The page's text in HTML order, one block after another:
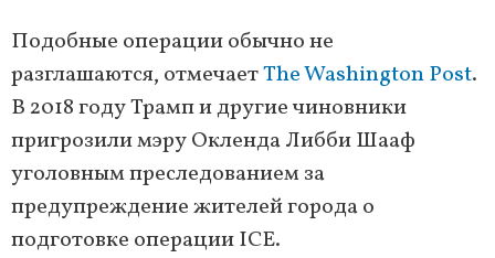
Подобные операции обычно не
разглашаются, отмечаетThe Washington Post.
В 2018 году Трамп и другие чиновники
пригрозили мэру Окленда Либби Шааф
уголовным преследованием за
предупреждение жителей города о
подготовке операции ICE.